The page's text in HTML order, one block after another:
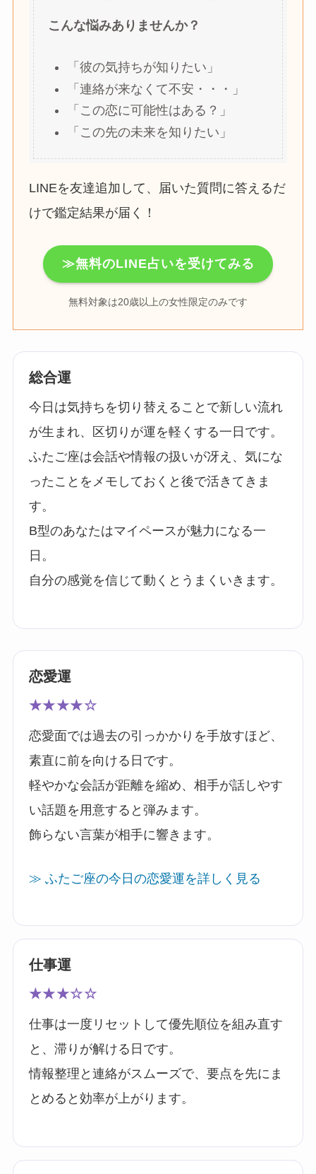
こんな悩みありませんか？
「彼の気持ちが知りたい」
「連絡が来なくて不安・・・」
「この恋に可能性はある？」
「この先の未来を知りたい」
LINEを友達追加して、届いた質問に答えるだ
けで鑑定結果が届く！
≫無料のLINE占いを受けてみる
無料対象は20歳以上の女性限定のみです
総合運
今日は気持ちを切り替えることで新しい流れ
が生まれ、区切りが運を軽くする一日です。
ふたご座は会話や情報の扱いが冴え、気にな
ったことをメモしておくと後で活きてきま
す。
B型のあなたはマイペースが魅力になる一
日。
自分の感覚を信じて動くとうまくいきます。
恋愛運
★★★★☆
恋愛面では過去の引っかかりを手放すほど、
素直に前を向ける日です。
軽やかな会話が距離を縮め、相手が話しやす
い話題を用意すると弾みます。
飾らない言葉が相手に響きます。
≫ ふたご座の今日の恋愛運を詳しく見る
仕事運
★★★☆☆
仕事は一度リセットして優先順位を組み直す
と、滞りが解ける日です。
情報整理と連絡がスムーズで、要点を先にま
とめると効率が上がります。